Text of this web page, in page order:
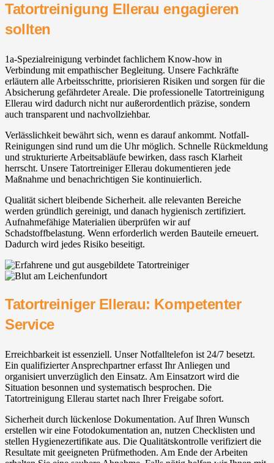
Tatortreinigung Ellerau engagieren
sollten
1a-Spezialreinigung verbindet fachlichem Know-how in
Verbindung mit empathischer Begleitung. Unsere Fachkräfte
erläutern alle Arbeitsschritte, priorisieren Risiken und sorgen für die
Absicherung gefährdeter Areale. Die professionelle Tatortreinigung
Ellerau wird dadurch nicht nur außerordentlich präzise, sondern
auch transparent und nachvollziehbar.
Verlässlichkeit bewährt sich, wenn es darauf ankommt. Notfall-
Reinigungen sind rund um die Uhr möglich. Schnelle Rückmeldung
und strukturierte Arbeitsabläufe bewirken, dass rasch Klarheit
herrscht. Unsere Tatortreiniger Ellerau dokumentieren jede
Maßnahme und benachrichtigen Sie kontinuierlich.
Qualität sichert bleibende Sicherheit. alle relevanten Bereiche
werden gründlich gereinigt, und danach hygienisch zertifiziert.
Aufnahmefähige Materialien überprüfen wir auf
Schadstoffbelastung. Wenn erforderlich werden Bauteile erneuert.
Dadurch wird jedes Risiko beseitigt.
Tatortreiniger Ellerau: Kompetenter
Service
Erreichbarkeit ist essenziell. Unser Notfalltelefon ist 24/7 besetzt.
Ein qualifizierter Ansprechpartner erfasst Ihr Anliegen und
organisiert unverzüglich den Einsatz. Am Einsatzort wird die
Situation besonnen und systematisch besprochen. Die
Tatortreinigung Ellerau startet nach Ihrer Freigabe sofort.
Sicherheit durch lückenlose Dokumentation. Auf Ihren Wunsch
erstellen wir eine Fotodokumentation an, nutzen Checklisten und
stellen Hygienezertifikate aus. Die Qualitätskontrolle verifiziert die
Resultate mit geeigneten Prüfmethoden. Am Ende der Arbeiten